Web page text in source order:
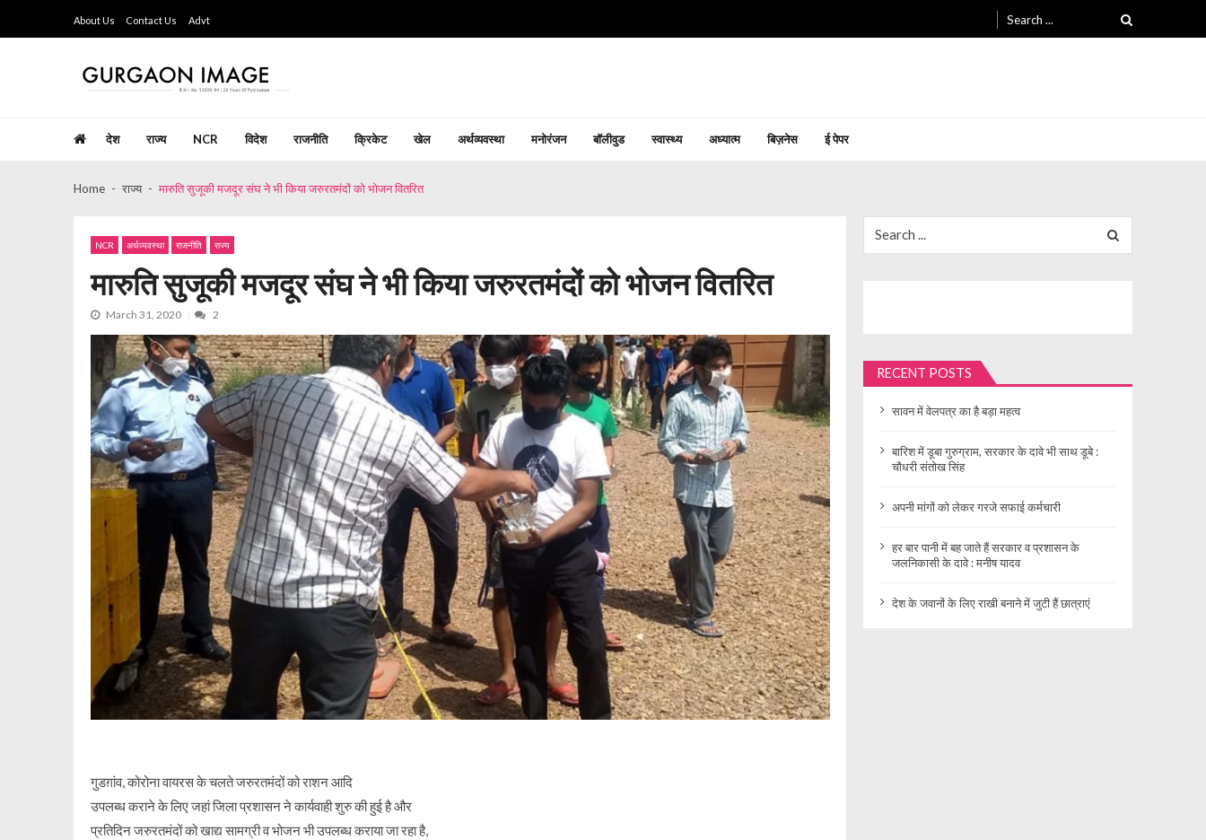
navigation
content
About Us Contact Us Advt
for:
देश राज्य NCR विदेश राजनीति क्रिकेट खेल अर्थव्यवस्था मनोरंजन बॉलीवुड स्वास्थ्य अध्यात्म बिज़नेस ई पेपर
Home राज्य मारुति सुजूकी मजदूर संघ ने भी किया जरुरतमंदों को भोजन वितरित
NCR अर्थव्यवस्था राजनीति राज्य
मारुति सुजूकी मजदूर संघ ने भी किया जरुरतमंदों को भोजन वितरित
March 31, 2020 2
गुडग़ांव, कोरोना वायरस के चलते जरुरतमंदों को राशन आदि
उपलब्ध कराने के लिए जहां जिला प्रशासन ने कार्यवाही शुरु की हुई है और
प्रतिदिन जरुरतमंदों को खाद्य सामग्री व भोजन भी उपलब्ध कराया जा रहा है,
for:
RECENT POSTS
सावन में वेलपत्र का है बड़ा महत्व
बारिश में डूबा गुरुग्राम, सरकार के दावे भी साथ डूबे :
चौधरी संतोख सिंह
अपनी मांगों को लेकर गरजे सफाई कर्मचारी
हर बार पानी में बह जाते हैं सरकार व प्रशासन के
जलनिकासी के दावे : मनीष यादव
देश के जवानों के लिए राखी बनाने में जुटी हैं छात्राएं